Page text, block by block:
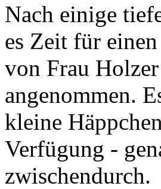
Nach einige
es Zeit für
von Frau
angenommen.
kleine
Verfügung -
zwischendurch.